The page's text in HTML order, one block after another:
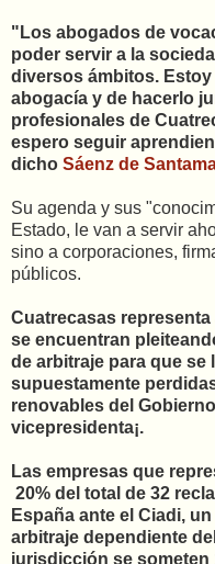
"Los abogados de
poder servir a la
diversos ámbitos.
abogacía y de hacerlo
profesionales de
espero seguir
dicho Sáenz de
Su agenda y sus
Estado, le van a servir
sino a corporaciones,
públicos.
Cuatrecasas
se encuentran
de arbitraje para que
supuestamente
renovables del
vicepresidenta¡.
Las empresas que
20% del total de 32
España ante el Ciadi,
arbitraje dependiente
jurisdicción se someten